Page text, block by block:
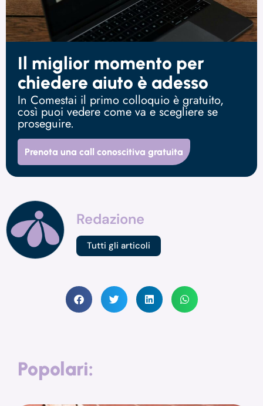
Il miglior momento per
chiedere aiuto è adesso
In Comestai il primo colloquio è gratuito,
così puoi vedere come va e scegliere se
proseguire.
Prenota una call conoscitiva gratuita
Redazione
Tutti gli articoli
Popolari: